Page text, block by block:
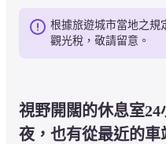
根據旅遊城市當地之規
觀光稅，敬請留意。
視野開闊的休息室
夜，也有從最近的